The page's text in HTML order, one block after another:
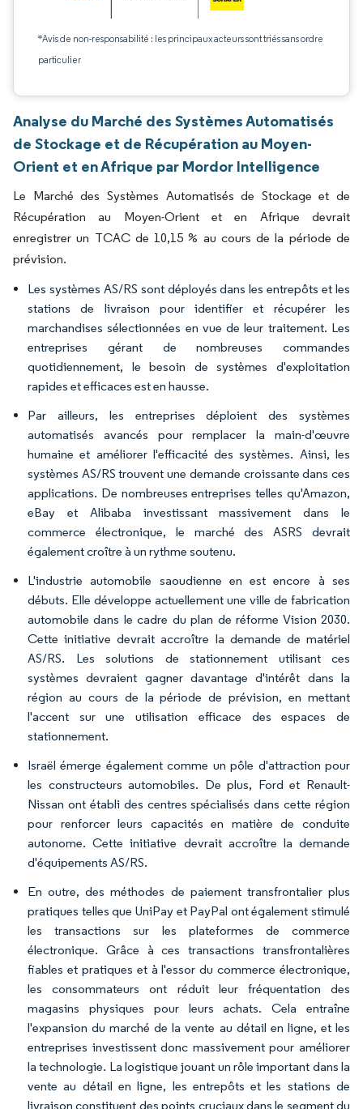
*Avis de non-responsabilité : les principaux acteurs sont triés sans ordre
particulier
Analyse du Marché des Systèmes Automatisés
de Stockage et de Récupération au Moyen-
Orient et en Afrique par Mordor Intelligence
Le Marché des Systèmes Automatisés de Stockage et de
Récupération au Moyen-Orient et en Afrique devrait
enregistrer un TCAC de 10,15 % au cours de la période de
prévision.
Les systèmes AS/RS sont déployés dans les entrepôts et les
stations de livraison pour identifier et récupérer les
marchandises sélectionnées en vue de leur traitement. Les
entreprises gérant de nombreuses commandes
quotidiennement, le besoin de systèmes d'exploitation
rapides et efficaces est en hausse.
Par ailleurs, les entreprises déploient des systèmes
automatisés avancés pour remplacer la main-d'œuvre
humaine et améliorer l'efficacité des systèmes. Ainsi, les
systèmes AS/RS trouvent une demande croissante dans ces
applications. De nombreuses entreprises telles qu'Amazon,
eBay et Alibaba investissant massivement dans le
commerce électronique, le marché des ASRS devrait
également croître à un rythme soutenu.
L'industrie automobile saoudienne en est encore à ses
débuts. Elle développe actuellement une ville de fabrication
automobile dans le cadre du plan de réforme Vision 2030.
Cette initiative devrait accroître la demande de matériel
AS/RS. Les solutions de stationnement utilisant ces
systèmes devraient gagner davantage d'intérêt dans la
région au cours de la période de prévision, en mettant
l'accent sur une utilisation efficace des espaces de
stationnement.
Israël émerge également comme un pôle d'attraction pour
les constructeurs automobiles. De plus, Ford et Renault-
Nissan ont établi des centres spécialisés dans cette région
pour renforcer leurs capacités en matière de conduite
autonome. Cette initiative devrait accroître la demande
d'équipements AS/RS.
En outre, des méthodes de paiement transfrontalier plus
pratiques telles que UniPay et PayPal ont également stimulé
les transactions sur les plateformes de commerce
électronique. Grâce à ces transactions transfrontalières
fiables et pratiques et à l'essor du commerce électronique,
les consommateurs ont réduit leur fréquentation des
magasins physiques pour leurs achats. Cela entraîne
l'expansion du marché de la vente au détail en ligne, et les
entreprises investissent donc massivement pour améliorer
la technologie. La logistique jouant un rôle important dans la
vente au détail en ligne, les entrepôts et les stations de
livraison constituent des points cruciaux dans le segment du